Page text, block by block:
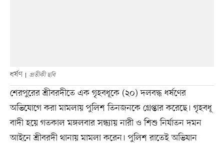
ধর্ষণ প্রতীকী ছবি
শেরপুরের শ্রীবরদীতে এক গৃহবধূকে (২০) দলবদ্ধ ধর্ষণের
অভিযোগে করা মামলায় পুলিশ তিনজনকে গ্রেপ্তার করেছে। গৃহবধূ
বাদী হয়ে গতকাল মঙ্গলবার সন্ধ্যায় নারী ও শিশু নির্যাতন দমন
আইনে শ্রীবরদী থানায় মামলা করেন। পুলিশ রাতেই অভিযান